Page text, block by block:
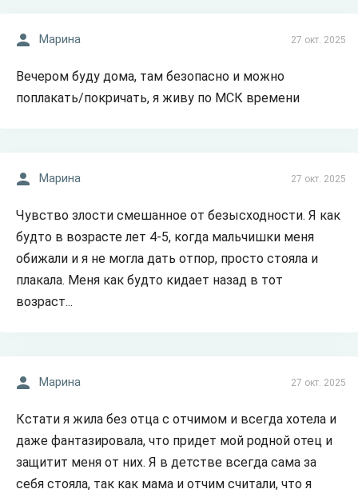
27 окт. 2025
Марина
Вечером буду дома, там безопасно и можно
поплакать/покричать, я живу по МСК времени
27 окт. 2025
Марина
Чувство злости смешанное от безысходности. Я как
будто в возрасте лет 4-5, когда мальчишки меня
обижали и я не могла дать отпор, просто стояла и
плакала. Меня как будто кидает назад в тот
возраст...
27 окт. 2025
Марина
Кстати я жила без отца с отчимом и всегда хотела и
даже фантазировала, что придет мой родной отец и
защитит меня от них. Я в детстве всегда сама за
себя стояла, так как мама и отчим считали, что я